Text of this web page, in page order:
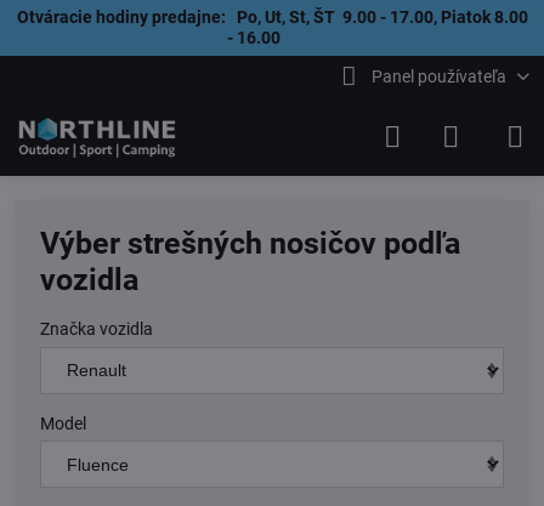
Otváracie hodiny predajne: Po, Ut, St, ŠT 9.00 - 17.00, Piatok 8.00
- 16.00
Panel používateľa
Výber strešných nosičov podľa
vozidla
Značka vozidla
Model